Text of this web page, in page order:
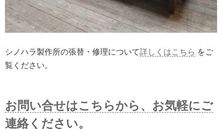
シノハラ製作所の張替・修理について詳しくはこちら をご
覧ください。
お問い合せはこちらから、お気軽にご
連絡ください。